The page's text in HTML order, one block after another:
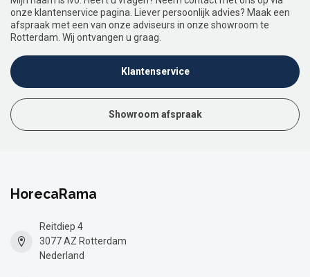
onze klantenservice pagina. Liever persoonlijk advies? Maak een
afspraak met een van onze adviseurs in onze showroom te
Rotterdam. Wij ontvangen u graag.
Klantenservice
Showroom afspraak
HorecaRama
Reitdiep 4
3077 AZ Rotterdam
Nederland